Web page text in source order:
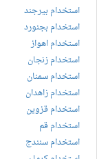
استخدام بیرجند
استخدام بجنورد
استخدام اهواز
استخدام زنجان
استخدام سمنان
استخدام زاهدان
استخدام قزوین
استخدام قم
استخدام سنندج